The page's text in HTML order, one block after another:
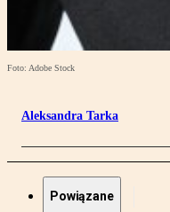
Foto: Adobe Stock
Aleksandra Tarka
Powiązane